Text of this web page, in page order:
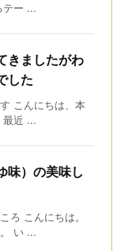
テー ...
きましたがわ
した
こんにちは、本
最近 ...
味）の美味し
ろ こんにちは。
い ...